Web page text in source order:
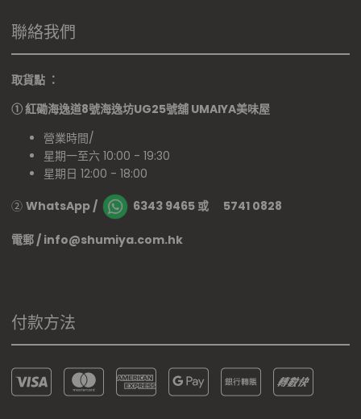
聯絡我們
取貨點 ：
①紅磡海逸道8號海逸坊UG25號舖 UMAIYA美味屋
營業時間/
星期一至六 10:00 - 19:30
星期日 12:00 - 18:00
② WhatsApp / 6343 9465 或 5741 0828
電郵 / info@shumiya.com.hk
付款方法